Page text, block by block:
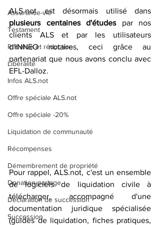
Assurance-vie
Testament
Réserve et réduction
Libéralité
Infos ALS.not
Offre spéciale ALS.not
Offre spéciale -20%
Liquidation de communauté
Récompenses
Démembrement de propriété
Donation-partage
Déclaration de succession
Succession
plusieurs centaines d'études par nos
clients ALS et par les utilisateurs
d'INNEO notaires, ceci grâce au
partenariat que nous avons conclu avec
EFL-Dalloz.
Pour rappel, ALS.not, c'est un ensemble
de logiciels de liquidation civile à
télécharger, accompagné d'une
documentation juridique spécialisée
(guides de liquidation, fiches pratiques,